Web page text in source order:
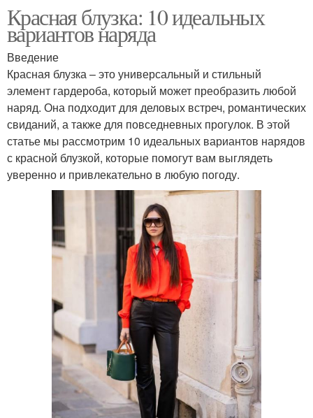
Красная блузка: 10 идеальных
вариантов наряда
Введение
Красная блузка – это универсальный и стильный
элемент гардероба, который может преобразить любой
наряд. Она подходит для деловых встреч, романтических
свиданий, а также для повседневных прогулок. В этой
статье мы рассмотрим 10 идеальных вариантов нарядов
с красной блузкой, которые помогут вам выглядеть
уверенно и привлекательно в любую погоду.